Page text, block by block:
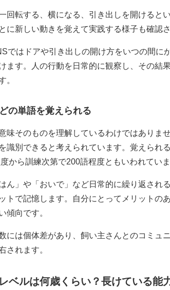
回転する、横になる、引き出しを開けると
に新しい動きを覚えて実践する様子も確認
ではドアや引き出しの開け方をいつの間に
ます。人の行動を日常的に観察し、その結
。
の単語を覚えられる
味そのものを理解しているわけではありま
識別できると考えられています。覚えられ
から訓練次第で200語程度ともいわれていま
ん」や「おいで」など日常的に繰り返され
トで記憶します。自分にとってメリットの
傾向です。
には個体差があり、飼い主さんとのコミュ
されます。
ベルは何歳くらい？長けている能